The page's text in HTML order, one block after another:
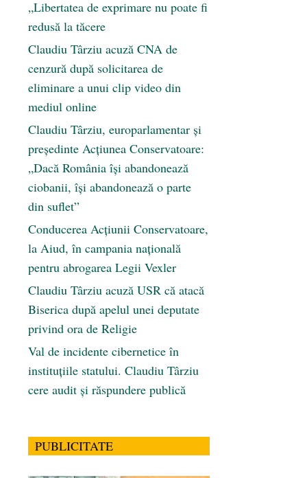
„Libertatea de exprimare nu poate fi
redusă la tăcere
Claudiu Târziu acuză CNA de
cenzură după solicitarea de
eliminare a unui clip video din
mediul online
Claudiu Târziu, europarlamentar și
președinte Acțiunea Conservatoare:
„Dacă România își abandonează
ciobanii, își abandonează o parte
din suflet”
Conducerea Acțiunii Conservatoare,
la Aiud, în campania națională
pentru abrogarea Legii Vexler
Claudiu Târziu acuză USR că atacă
Biserica după apelul unei deputate
privind ora de Religie
Val de incidente cibernetice în
instituțiile statului. Claudiu Târziu
cere audit și răspundere publică
PUBLICITATE